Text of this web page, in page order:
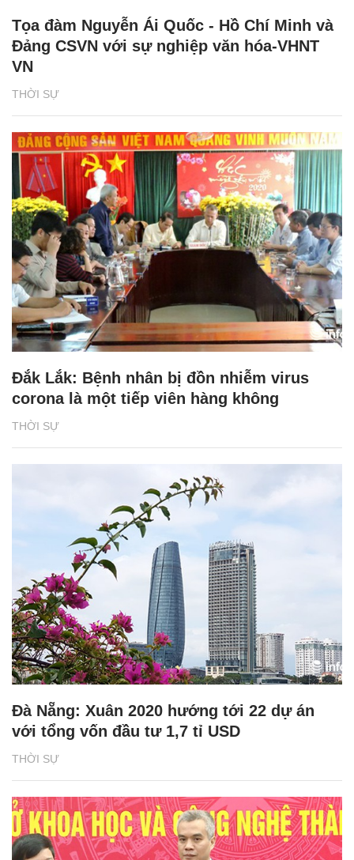
THỜI SỰ
Tọa đàm Nguyễn Ái Quốc - Hồ Chí Minh và
Đảng CSVN với sự nghiệp văn hóa-VHNT
VN
THỜI SỰ
Đắk Lắk: Bệnh nhân bị đồn nhiễm virus
corona là một tiếp viên hàng không
THỜI SỰ
Đà Nẵng: Xuân 2020 hướng tới 22 dự án
với tổng vốn đầu tư 1,7 tỉ USD